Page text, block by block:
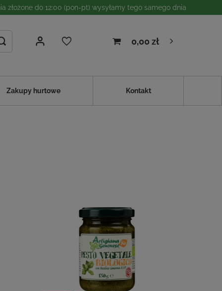
złożone do 12:00 (pon-pt) wysyłamy tego samego dnia
0,00 zł
Zakupy hurtowe Kontakt